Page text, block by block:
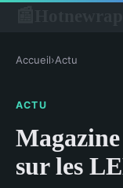
Accueil›Actu
ACTU
sur les